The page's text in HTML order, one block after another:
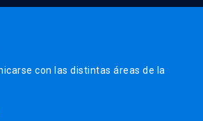
con las distintas áreas de la